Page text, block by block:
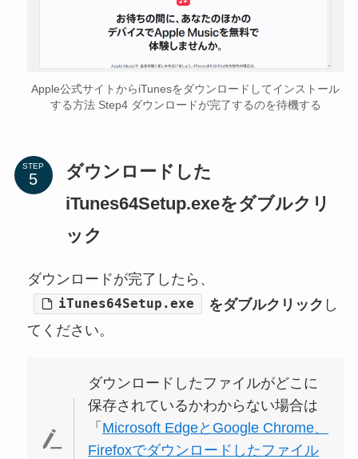
Apple公式サイトからiTunesをダウンロードしてインストール
する方法 Step4 ダウンロードが完了するのを待機する
STEP
ダウンロードした
iTunes64Setup.exeをダブルクリ
ック
ダウンロードが完了したら、
iTunes64Setup.exe をダブルクリック し
てください。
ダウンロードしたファイルがどこに
保存されているかわからない場合は
「 Microsoft EdgeとGoogle Chrome、
Firefoxでダウンロードしたファイル